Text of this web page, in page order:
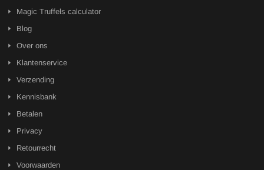
Magic Truffels calculator
Blog
Over ons
Klantenservice
Verzending
Kennisbank
Betalen
Privacy
Retourrecht
Voorwaarden